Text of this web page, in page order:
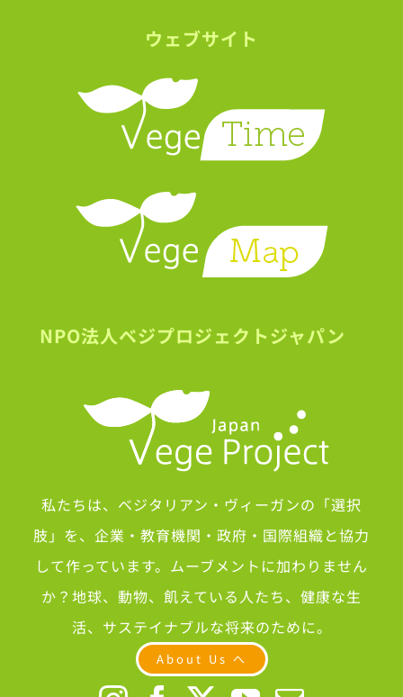
ウェブサイト
NPO法人ベジプロジェクトジャパン
私たちは、ベジタリアン・ヴィーガンの「選択
肢」を、企業・教育機関・政府・国際組織と協力
して作っています。ムーブメントに加わりません
か？地球、動物、飢えている人たち、健康な生
活、サステイナブルな将来のために。
About Us へ